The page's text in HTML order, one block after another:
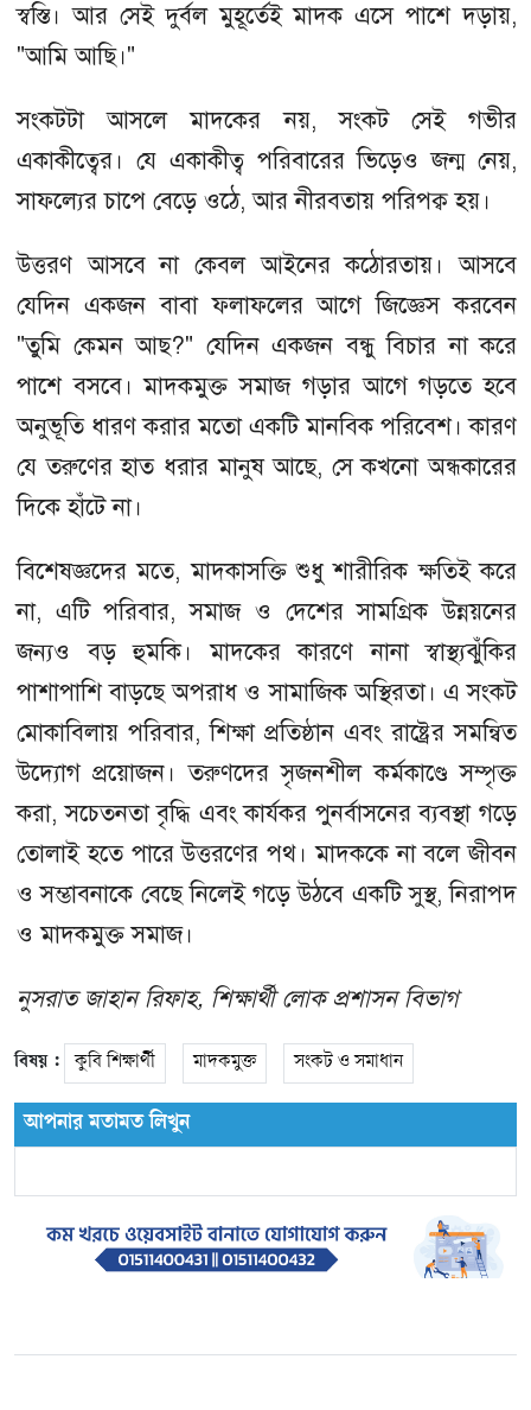
স্বস্তি। আর সেই দুর্বল মুহূর্তেই মাদক এসে পাশে দড়ায়,
"আমি আছি।"
সংকটটা আসলে মাদকের নয়, সংকট সেই গভীর
একাকীত্বের। যে একাকীত্ব পরিবারের ভিড়েও জন্ম নেয়,
সাফল্যের চাপে বেড়ে ওঠে, আর নীরবতায় পরিপক্ব হয়।
উত্তরণ আসবে না কেবল আইনের কঠোরতায়। আসবে
যেদিন একজন বাবা ফলাফলের আগে জিজ্ঞেস করবেন
"তুমি কেমন আছ?" যেদিন একজন বন্ধু বিচার না করে
পাশে বসবে। মাদকমুক্ত সমাজ গড়ার আগে গড়তে হবে
অনুভূতি ধারণ করার মতো একটি মানবিক পরিবেশ। কারণ
যে তরুণের হাত ধরার মানুষ আছে, সে কখনো অন্ধকারের
দিকে হাঁটে না।
বিশেষজ্ঞদের মতে, মাদকাসক্তি শুধু শারীরিক ক্ষতিই করে
না, এটি পরিবার, সমাজ ও দেশের সামগ্রিক উন্নয়নের
জন্যও বড় হুমকি। মাদকের কারণে নানা স্বাস্থ্যঝুঁকির
পাশাপাশি বাড়ছে অপরাধ ও সামাজিক অস্থিরতা। এ সংকট
মোকাবিলায় পরিবার, শিক্ষা প্রতিষ্ঠান এবং রাষ্ট্রের সমন্বিত
উদ্যোগ প্রয়োজন। তরুণদের সৃজনশীল কর্মকাণ্ডে সম্পৃক্ত
করা, সচেতনতা বৃদ্ধি এবং কার্যকর পুনর্বাসনের ব্যবস্থা গড়ে
তোলাই হতে পারে উত্তরণের পথ। মাদককে না বলে জীবন
ও সম্ভাবনাকে বেছে নিলেই গড়ে উঠবে একটি সুস্থ, নিরাপদ
ও মাদকমুক্ত সমাজ।
নুসরাত জাহান রিফাহ, শিক্ষার্থী লোক প্রশাসন বিভাগ
বিষয় : কুবি শিক্ষার্থী মাদকমুক্ত সংকট ও সমাধান
আপনার মতামত লিখুন